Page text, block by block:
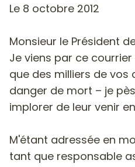
Le 8 octobre 2012
Monsieur le Président
Je viens par ce
que des milliers de vos
danger de mort – je
implorer de leur venir
M'étant adressée en
tant que responsable